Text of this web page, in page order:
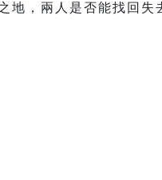
地，兩人是否能找回失